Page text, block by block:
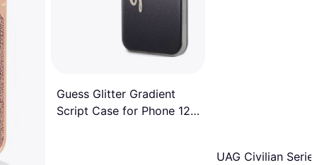
Guess Glitter Gradient
Script Case for Phone 12
UAG Civilian Series